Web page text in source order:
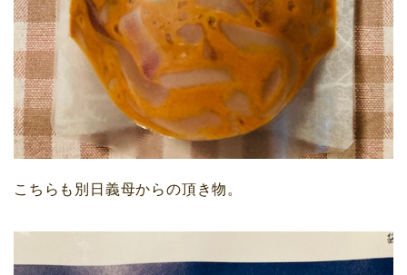
こちらも別日義母からの頂き物。